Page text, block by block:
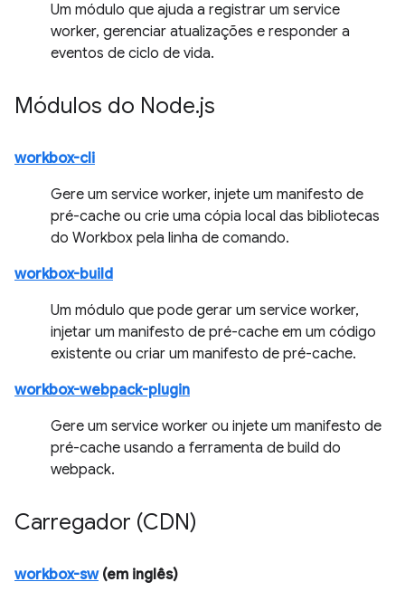
Um módulo que ajuda a registrar um service
worker, gerenciar atualizações e responder a
eventos de ciclo de vida.
Módulos do Node.js
workbox-cli
Gere um service worker, injete um manifesto de
pré-cache ou crie uma cópia local das bibliotecas
do Workbox pela linha de comando.
workbox-build
Um módulo que pode gerar um service worker,
injetar um manifesto de pré-cache em um código
existente ou criar um manifesto de pré-cache.
workbox-webpack-plugin
Gere um service worker ou injete um manifesto de
pré-cache usando a ferramenta de build do
webpack.
Carregador (CDN)
workbox-sw(em inglês)